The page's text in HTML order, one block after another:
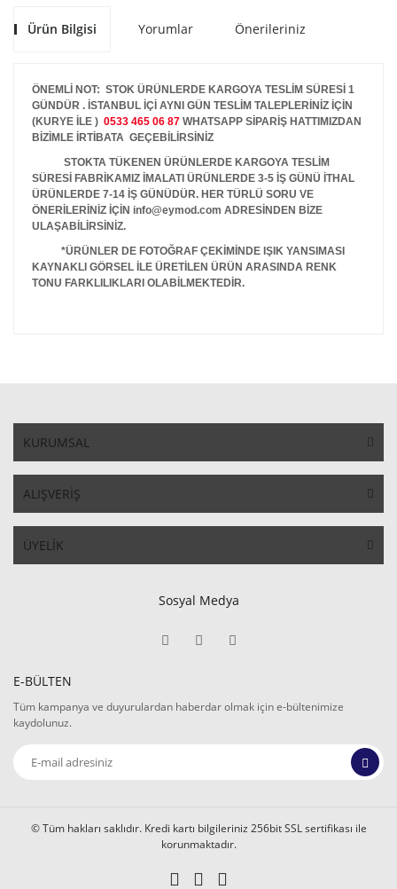
Ürün Bilgisi Yorumlar Önerileriniz
ÖNEMLİ NOT: STOK ÜRÜNLERDE KARGOYA TESLİM SÜRESİ 1
GÜNDÜR . İSTANBUL İÇİ AYNI GÜN TESLİM TALEPLERİNİZ İÇİN
(KURYE İLE ) 0533 465 06 87 WHATSAPP SİPARİŞ HATTIMIZDAN
BİZİMLE İRTİBATA GEÇEBİLİRSİNİZ
STOKTA TÜKENEN ÜRÜNLERDE KARGOYA TESLİM
SÜRESİ FABRİKAMIZ İMALATI ÜRÜNLERDE 3-5 İŞ GÜNÜ İTHAL
ÜRÜNLERDE 7-14 İŞ GÜNÜDÜR. HER TÜRLÜ SORU VE
ÖNERİLERİNİZ İÇİN info@eymod.com ADRESİNDEN BİZE
ULAŞABİLİRSİNİZ.
*ÜRÜNLER DE FOTOĞRAF ÇEKİMİNDE IŞIK YANSIMASI
KAYNAKLI GÖRSEL İLE ÜRETİLEN ÜRÜN ARASINDA RENK
TONU FARKLILIKLARI OLABİLMEKTEDİR.
KURUMSAL
ALIŞVERİŞ
ÜYELİK
Sosyal Medya
E-BÜLTEN
Tüm kampanya ve duyurulardan haberdar olmak için e-bültenimize
kaydolunuz.
© Tüm hakları saklıdır. Kredi kartı bilgileriniz 256bit SSL sertifikası ile
korunmaktadır.